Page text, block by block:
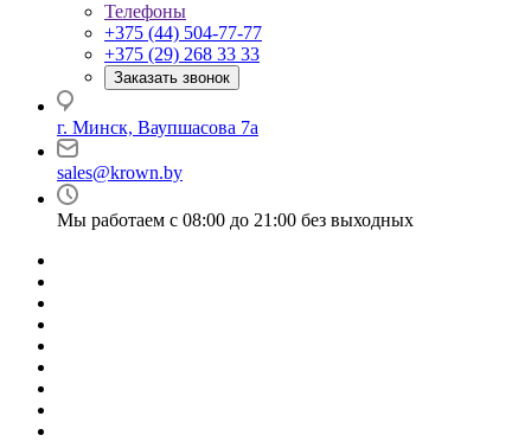
Телефоны
+375 (44) 504-77-77
+375 (29) 268 33 33
Заказать звонок
г. Минск, Ваупшасова 7а
sales@krown.by
Мы работаем с 08:00 до 21:00 без выходных